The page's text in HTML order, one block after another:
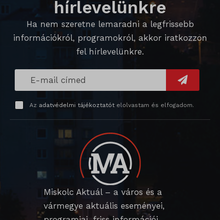
hírlevelünkre
Ha nem szeretne lemaradni a legfrissebb
információkról, programokról, akkor iratkozzon
fel hírlevelünkre.
Az adatvédelmi tájékoztatótelolvastam és elfogadom.
Miskolc Aktuál – a város és a
vármegye aktuális eseményei,
wp_lang
wp-settings-*
_gat_gtag_ua_*
mp_*_mixpanel
magában foglal, amelyek nem tartoznak a megadott kategóriákba,
vagy amelyeket nem kategorizáltak.
Részletek megjelenítése
_dd_s
_qimei_i_3
cookieyes-consent